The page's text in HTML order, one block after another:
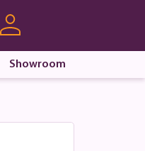
Showroom